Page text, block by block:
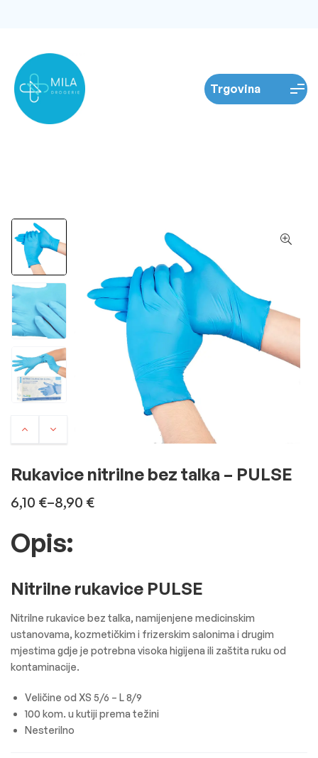
Rukavice nitrilne bez talka – PULSE
6,10 €–8,90 €
Opis:
Nitrilne rukavice PULSE
Nitrilne rukavice bez talka, namijenjene medicinskim
ustanovama, kozmetičkim i frizerskim salonima i drugim
mjestima gdje je potrebna visoka higijena ili zaštita ruku od
kontaminacije.
Veličine od XS 5/6 – L 8/9
100 kom. u kutiji prema težini
Nesterilno